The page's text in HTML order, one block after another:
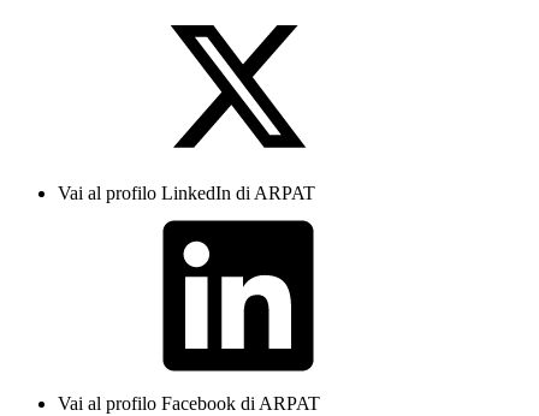
Vai al profilo LinkedIn di ARPAT
Vai al profilo Facebook di ARPAT